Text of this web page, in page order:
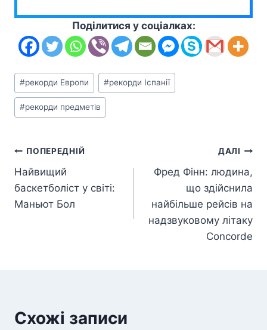
Поділитися у соціалках:
Позначки
запису:
#рекорди Европи #рекорди Іспанії
#рекорди предметів
Навігація
записів
ПОПЕРЕДНІЙ
Найвищий
баскетболіст у світі:
Маньют Бол
ДАЛІ
Фред Фінн: людина,
що здійснила
найбільше рейсів на
надзвуковому літаку
Concorde
Схожі записи